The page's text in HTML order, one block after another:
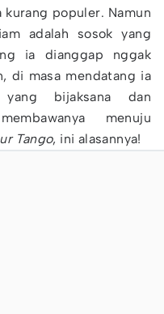
kurang populer. Namun
adalah sosok yang
ia dianggap nggak
di masa mendatang ia
bijaksana dan
menuju
Tango, ini alasannya!